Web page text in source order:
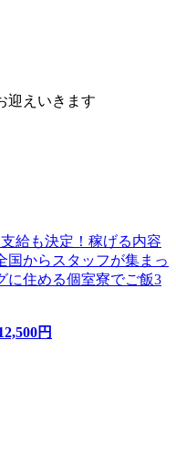
迎えいきます
給も決定！稼げる内容
国からスタッフが集まっ
に住める個室寮でご飯3
円